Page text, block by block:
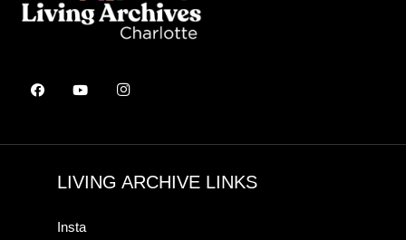
LIVING ARCHIVE LINKS
Insta